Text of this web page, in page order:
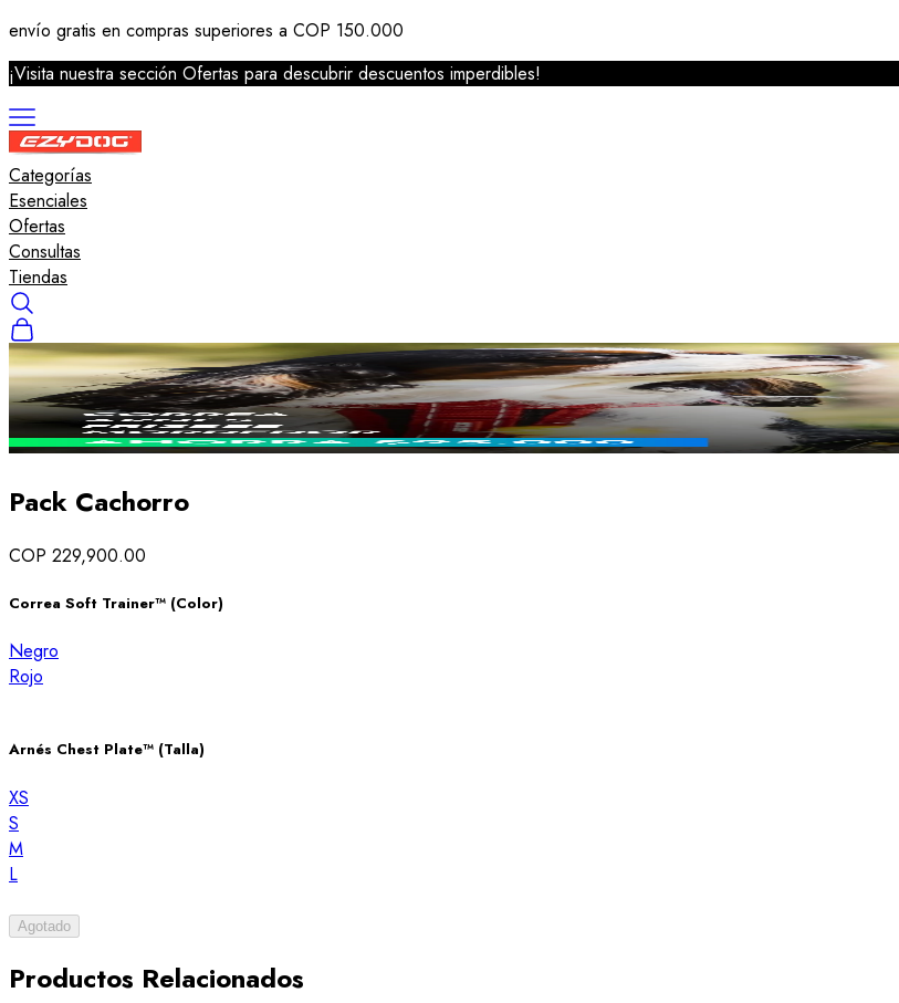
envío gratis en compras superiores a COP 150.000
¡Visita nuestra sección Ofertas para descubrir descuentos imperdibles!
Categorías
Correas
Arneses
Collares
Salvavidas
Accesorios
Esenciales
Ofertas
Consultas
Tiendas
Pack Cachorro
COP 229,900.00
Correa Soft Trainer™ (Color)
Negro
Rojo
Arnés Chest Plate™ (Talla)
XS
S
M
L
Agotado
Productos Relacionados